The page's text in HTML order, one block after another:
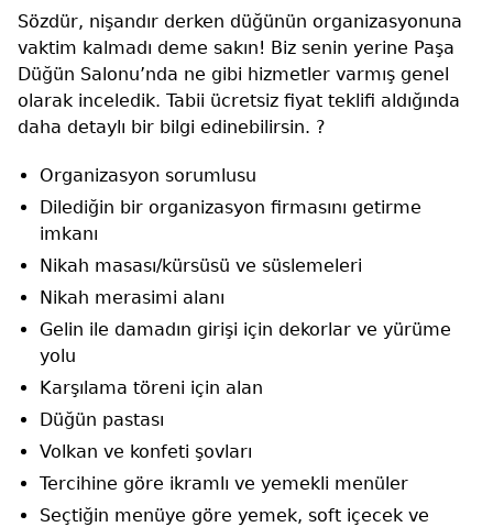
Sözdür, nişandır derken düğünün organizasyonuna
vaktim kalmadı deme sakın! Biz senin yerine Paşa
Düğün Salonu’nda ne gibi hizmetler varmış genel
olarak inceledik. Tabii ücretsiz fiyat teklifi aldığında
daha detaylı bir bilgi edinebilirsin. ?
Organizasyon sorumlusu
Dilediğin bir organizasyon firmasını getirme
imkanı
Nikah masası/kürsüsü ve süslemeleri
Nikah merasimi alanı
Gelin ile damadın girişi için dekorlar ve yürüme
yolu
Karşılama töreni için alan
Düğün pastası
Volkan ve konfeti şovları
Tercihine göre ikramlı ve yemekli menüler
Seçtiğin menüye göre yemek, soft içecek ve